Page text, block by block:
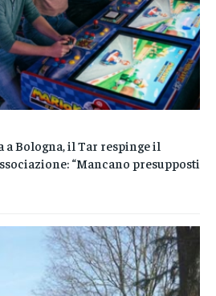
a Bologna, il Tar respinge il
“Mancano presupposti